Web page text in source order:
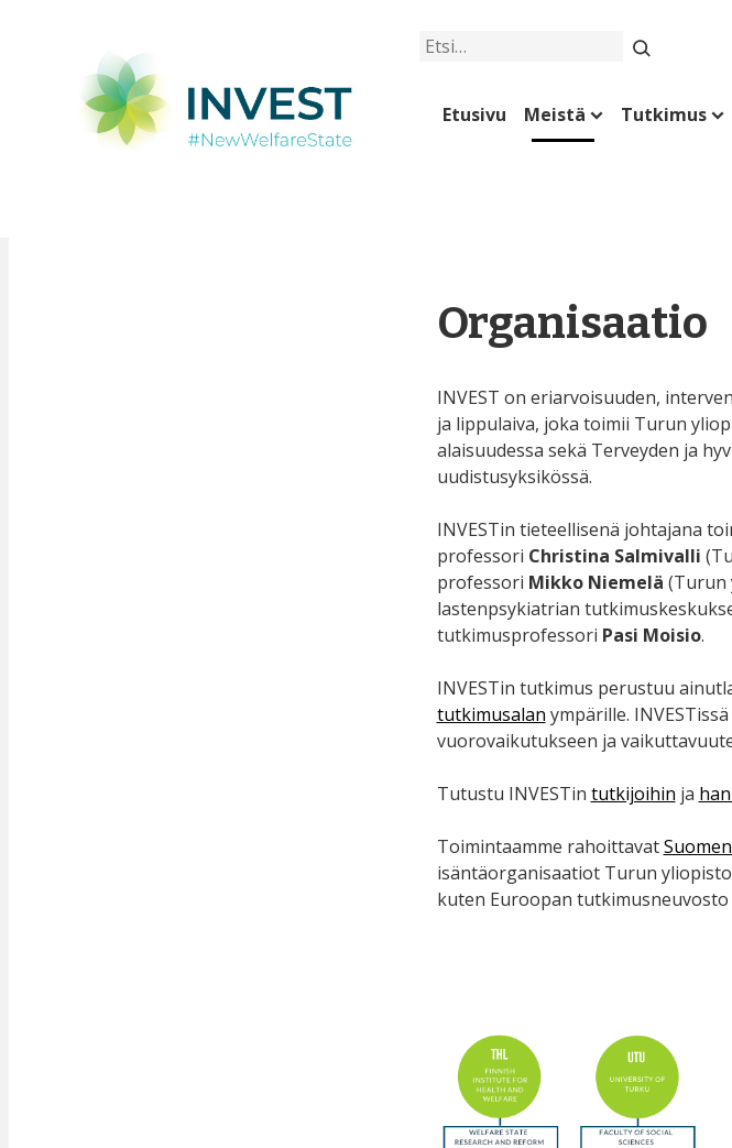
Etsi
Etusivu Meistä Tutkimus
Organisaatio
INVEST on eriarvoisuuden,
ja lippulaiva, joka toimii Turun
alaisuudessa sekä Terveyden ja
uudistusyksikössä.
INVESTin tieteellisenä johtajana
professori Christina Salmivalli
professori Mikko Niemelä (Turun
lastenpsykiatrian
tutkimusprofessori Pasi Moisio.
INVESTin tutkimus perustuu
tutkimusalan ympärille.
vuorovaikutukseen ja
Tutustu INVESTin tutkijoihin ja
Toimintaamme rahoittavat
isäntäorganisaatiot Turun
kuten Euroopan tutkimusneuvosto